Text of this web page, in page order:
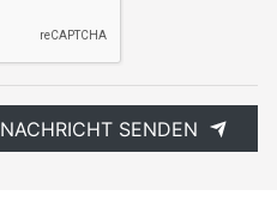
NACHRICHT SENDEN